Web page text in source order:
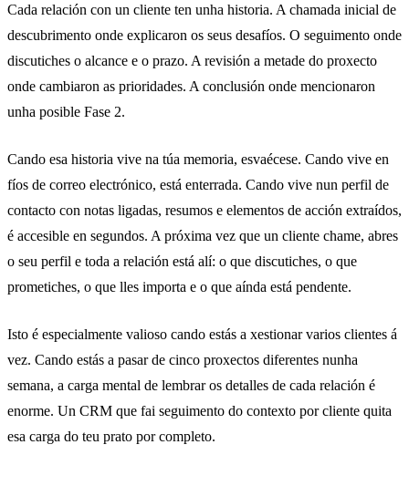
Cada relación con un cliente ten unha historia. A chamada inicial de
descubrimento onde explicaron os seus desafíos. O seguimento onde
discutiches o alcance e o prazo. A revisión a metade do proxecto
onde cambiaron as prioridades. A conclusión onde mencionaron
unha posible Fase 2.
Cando esa historia vive na túa memoria, esvaécese. Cando vive en
fíos de correo electrónico, está enterrada. Cando vive nun perfil de
contacto con notas ligadas, resumos e elementos de acción extraídos,
é accesible en segundos. A próxima vez que un cliente chame, abres
o seu perfil e toda a relación está alí: o que discutiches, o que
prometiches, o que lles importa e o que aínda está pendente.
Isto é especialmente valioso cando estás a xestionar varios clientes á
vez. Cando estás a pasar de cinco proxectos diferentes nunha
semana, a carga mental de lembrar os detalles de cada relación é
enorme. Un CRM que fai seguimento do contexto por cliente quita
esa carga do teu prato por completo.